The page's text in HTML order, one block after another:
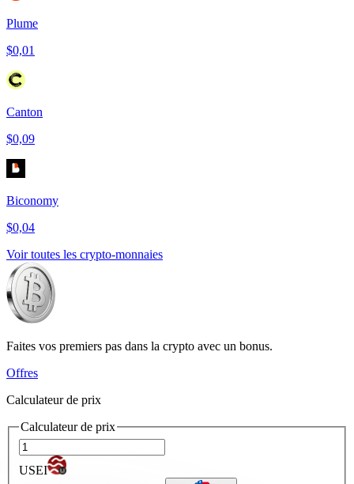
Plume
$0,01
Canton
$0,09
Biconomy
$0,04
Voir toutes les crypto-monnaies
Faites vos premiers pas dans la crypto avec un bonus.
Offres
Calculateur de prix
Calculateur de prix
USEI